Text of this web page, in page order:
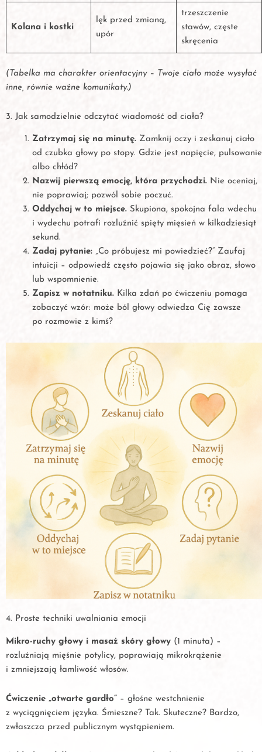
Kolana i kostki
lęk przed zmianą,
upór
trzeszczenie
stawów, częste
skręcenia
(Tabelka ma charakter orientacyjny – Twoje ciało może wysyłać
inne, równie ważne komunikaty.)
3. Jak samodzielnie odczytać wiadomość od ciała?
Zatrzymaj się na minutę. Zamknij oczy i zeskanuj ciało
od czubka głowy po stopy. Gdzie jest napięcie, pulsowanie
albo chłód?
Nazwij pierwszą emocję, która przychodzi. Nie oceniaj,
nie poprawiaj; pozwól sobie poczuć.
Oddychaj w to miejsce. Skupiona, spokojna fala wdechu
i wydechu potrafi rozluźnić spięty mięsień w kilkadziesiąt
sekund.
Zadaj pytanie: „Co próbujesz mi powiedzieć?” Zaufaj
intuicji – odpowiedź często pojawia się jako obraz, słowo
lub wspomnienie.
Zapisz w notatniku. Kilka zdań po ćwiczeniu pomaga
zobaczyć wzór: może ból głowy odwiedza Cię zawsze
po rozmowie z kimś?
4. Proste techniki uwalniania emocji
Mikro-ruchy głowy i masaż skóry głowy (1 minuta) –
rozluźniają mięśnie potylicy, poprawiają mikrokrążenie
i zmniejszają łamliwość włosów.
Ćwiczenie „otwarte gardło” – głośne westchnienie
z wyciągnięciem języka. Śmieszne? Tak. Skuteczne? Bardzo,
zwłaszcza przed publicznym wystąpieniem.